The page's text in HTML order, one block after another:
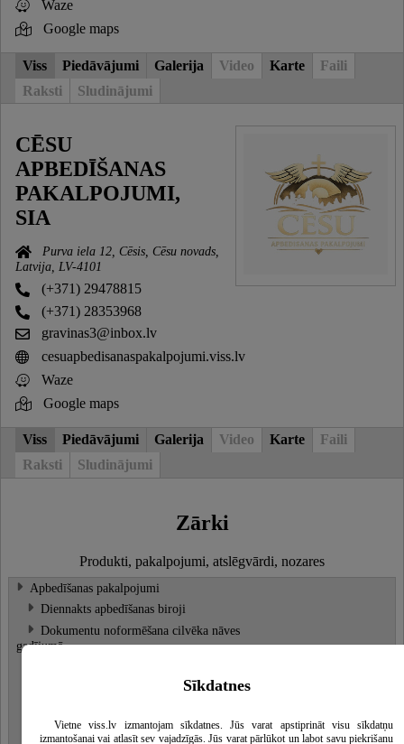
Waze
Google maps
Viss Piedāvājumi Galerija Video Karte
Faili
Raksti
Sludinājumi
CĒSU
APBEDĪŠANAS
PAKALPOJUMI,
SIA
Purva iela 12, Cēsis, Cēsu novads,
Latvija, LV-4101
(+371) 29478815
(+371) 28353968
gravinas3@inbox.lv
cesuapbedisanaspakalpojumi.viss.lv
Waze
Google maps
Viss Piedāvājumi Galerija Video Karte
Faili
Raksti
Sludinājumi
Zārki
Produkti, pakalpojumi, atslēgvārdi, nozares
Apbedīšanas pakalpojumi
Diennakts apbedīšanas biroji
Dokumentu noformēšana cilvēka nāves
gadījumā
Kremācija, krematorija pakalpojumi
Zārki
Sīkdatnes
Vietne viss.lv izmantojam sīkdatnes. Jūs varat apstiprināt visu sīkdatņu
izmantošanai vai atlasīt sev vajadzīgās. Jūs varat pārlūkot un labot savu piekrišanu